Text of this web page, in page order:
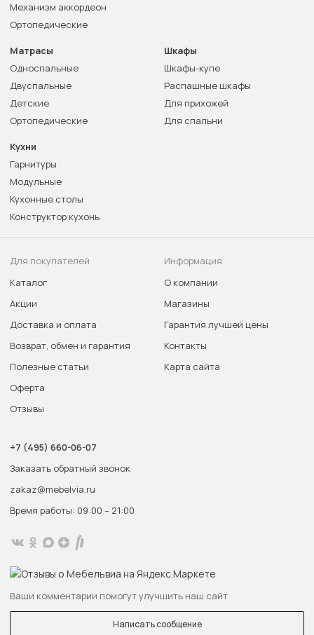
Механизм аккордеон
Ортопедические
Матрасы
Односпальные
Двуспальные
Детские
Ортопедические
Шкафы
Шкафы-купе
Распашные шкафы
Для прихожей
Для спальни
Кухни
Гарнитуры
Модульные
Кухонные столы
Конструктор кухонь
Для покупателей
Каталог
Акции
Доставка и оплата
Возврат, обмен и гарантия
Полезные статьи
Оферта
Отзывы
Информация
О компании
Магазины
Гарантия лучшей цены
Контакты
Карта сайта
+7 (495) 660-06-07
Заказать обратный звонок
zakaz@mebelvia.ru
Время работы: 09:00 – 21:00
Ваши комментарии помогут улучшить наш сайт
Написать сообщение